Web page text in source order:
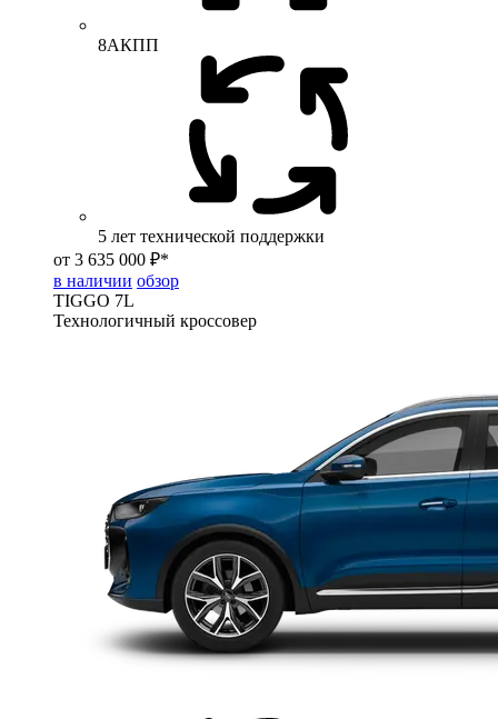
8АКПП
5 лет технической поддержки
от 3 635 000 ₽*
в наличии обзор
TIGGO 7L
Технологичный кроссовер